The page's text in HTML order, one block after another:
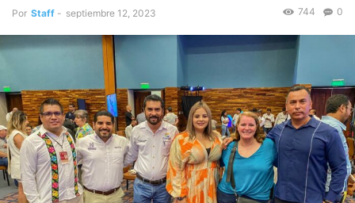
Por Staff - septiembre 12, 2023 0
744